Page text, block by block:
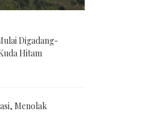
Digadang-
Hitam
Menolak